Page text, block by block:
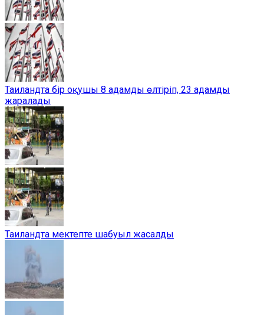
Таиландта бір оқушы 8 адамды өлтіріп, 23 адамды
жаралады
Таиландта мектепте шабуыл жасалды